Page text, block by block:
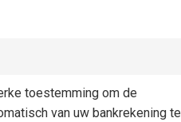
toestemming om de
van uw bankrekening te